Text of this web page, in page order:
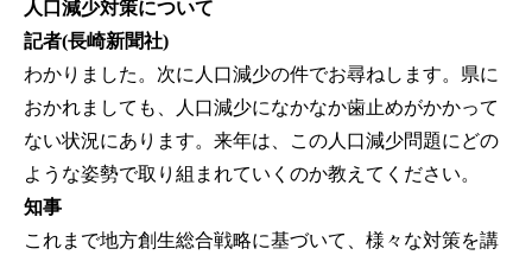
人口減少対策について
記者(長崎新聞社)
わかりました。次に人口減少の件でお尋ねします。県に
おかれましても、人口減少になかなか歯止めがかかって
ない状況にあります。来年は、この人口減少問題にどの
ような姿勢で取り組まれていくのか教えてください。
知事
これまで地方創生総合戦略に基づいて、様々な対策を講